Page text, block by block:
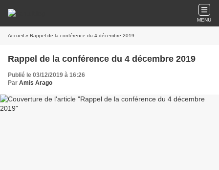
MENU
Accueil » Rappel de la conférence du 4 décembre 2019
Rappel de la conférence du 4 décembre 2019
Publié le 03/12/2019 à 16:26
Par Amis Arago